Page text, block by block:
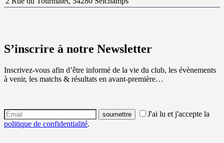
S’inscrire à notre Newsletter
Inscrivez-vous afin d’être informé de la vie du club, les évènements
à venir, les matchs & résultats en avant-première…
J'ai lu et j'accepte la
politique de confidentialité.